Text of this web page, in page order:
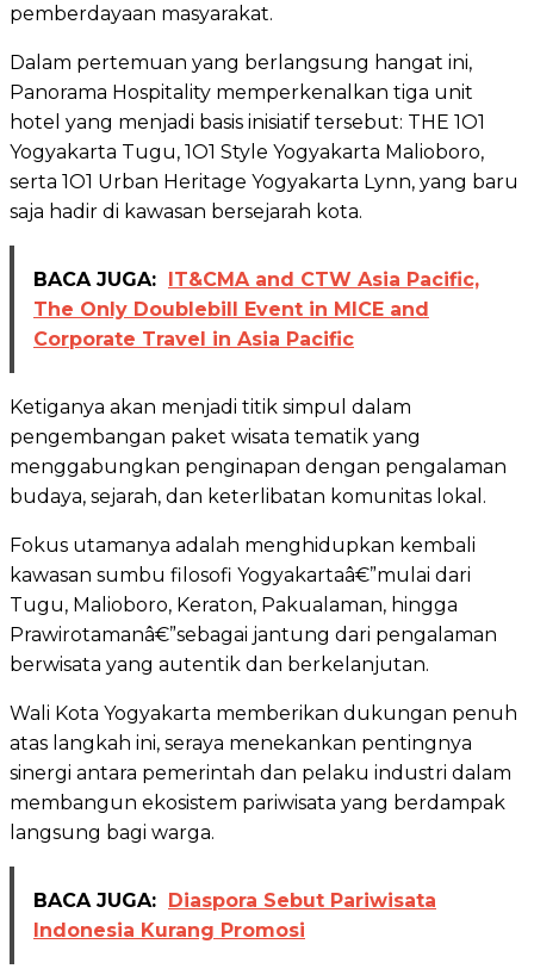
pemberdayaan masyarakat.
Dalam pertemuan yang berlangsung hangat ini,
Panorama Hospitality memperkenalkan tiga unit
hotel yang menjadi basis inisiatif tersebut: THE 1O1
Yogyakarta Tugu, 1O1 Style Yogyakarta Malioboro,
serta 1O1 Urban Heritage Yogyakarta Lynn, yang baru
saja hadir di kawasan bersejarah kota.
BACA JUGA: IT&CMA and CTW Asia Pacific,
The Only Doublebill Event in MICE and
Corporate Travel in Asia Pacific
Ketiganya akan menjadi titik simpul dalam
pengembangan paket wisata tematik yang
menggabungkan penginapan dengan pengalaman
budaya, sejarah, dan keterlibatan komunitas lokal.
Fokus utamanya adalah menghidupkan kembali
kawasan sumbu filosofi Yogyakartaâ€”mulai dari
Tugu, Malioboro, Keraton, Pakualaman, hingga
Prawirotamanâ€”sebagai jantung dari pengalaman
berwisata yang autentik dan berkelanjutan.
Wali Kota Yogyakarta memberikan dukungan penuh
atas langkah ini, seraya menekankan pentingnya
sinergi antara pemerintah dan pelaku industri dalam
membangun ekosistem pariwisata yang berdampak
langsung bagi warga.
BACA JUGA: Diaspora Sebut Pariwisata
Indonesia Kurang Promosi